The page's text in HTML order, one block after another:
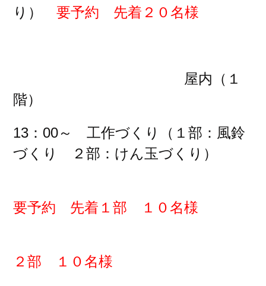
り）要予約 先着２０名様
屋内（１
階）
13：00～ 工作づくり（１部：風鈴
づくり ２部：けん玉づくり）
要予約 先着１部 １０名様
２部 １０名様